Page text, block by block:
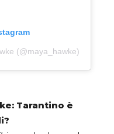
(@maya_hawke)
Tarantino è